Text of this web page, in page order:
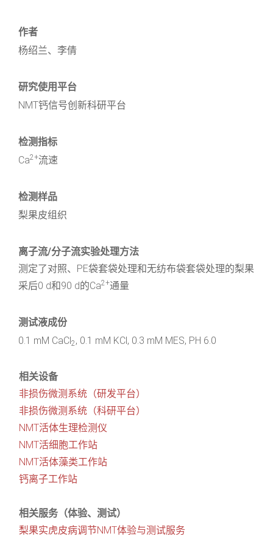
作者
杨绍兰、李倩
研究使用平台
NMT钙信号创新科研平台
检测指标
Ca2+流速
检测样品
梨果皮组织
离子流/分子流实验处理方法
测定了对照、PE袋套袋处理和无纺布袋套袋处理的梨果
采后0 d和90 d的Ca2+通量
测试液成份
0.1 mM CaCl2, 0.1 mM KCl, 0.3 mM MES, PH 6.0
相关设备
非损伤微测系统（研发平台）
非损伤微测系统（科研平台）
NMT活体生理检测仪
NMT活细胞工作站
NMT活体藻类工作站
钙离子工作站
相关服务（体验、测试）
梨果实虎皮病调节NMT体验与测试服务